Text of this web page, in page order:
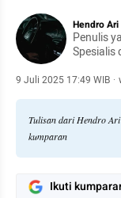
Hendro Ari
Penulis
Spesialis
9 Juli 2025 17:49 WIB ·
Tulisan dari Hendro
kumparan
Ikuti